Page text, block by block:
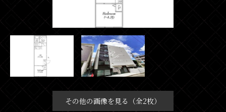
その他の画像を見る（全2枚）